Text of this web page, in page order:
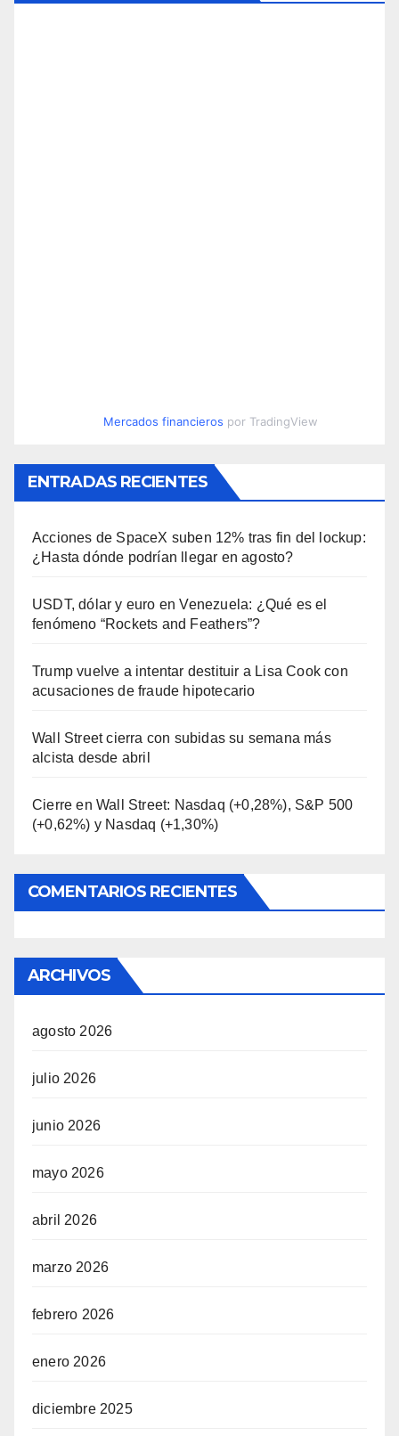
Mercados financieros por TradingView
ENTRADAS RECIENTES
Acciones de SpaceX suben 12% tras fin del lockup:
¿Hasta dónde podrían llegar en agosto?
USDT, dólar y euro en Venezuela: ¿Qué es el
fenómeno “Rockets and Feathers”?
Trump vuelve a intentar destituir a Lisa Cook con
acusaciones de fraude hipotecario
Wall Street cierra con subidas su semana más
alcista desde abril
Cierre en Wall Street: Nasdaq (+0,28%), S&P 500
(+0,62%) y Nasdaq (+1,30%)
COMENTARIOS RECIENTES
ARCHIVOS
agosto 2026
julio 2026
junio 2026
mayo 2026
abril 2026
marzo 2026
febrero 2026
enero 2026
diciembre 2025